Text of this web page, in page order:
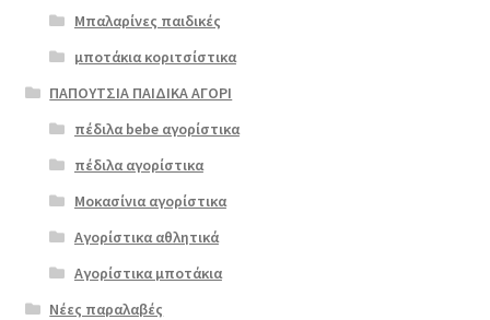
Μπαλαρίνες παιδικές
μποτάκια κοριτσίστικα
ΠΑΠΟΥΤΣΙΑ ΠΑΙΔΙΚΑ ΑΓΟΡΙ
πέδιλα bebe αγορίστικα
πέδιλα αγορίστικα
Μοκασίνια αγορίστικα
Αγορίστικα αθλητικά
Αγορίστικα μποτάκια
Νέες παραλαβές